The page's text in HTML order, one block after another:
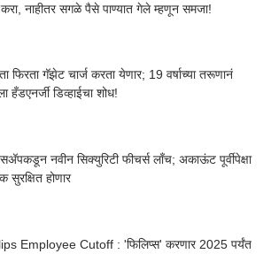
नाहीतर सगळे पैसे पाण्यात गेले म्हणून समजा!
फिरता गॅझेट चार्ज करता येणार; 19 वर्षाच्या तरूणानं
हँडएनर्जी डिव्हाईचा शोध!
नवीन सिक्युरिटी फीचर्स लाँच; अकाऊंट पूर्वीपेक्षा
सुरक्षित होणार
Employee Cutoff : 'फिलिप्स' करणार 2025 पर्यंत